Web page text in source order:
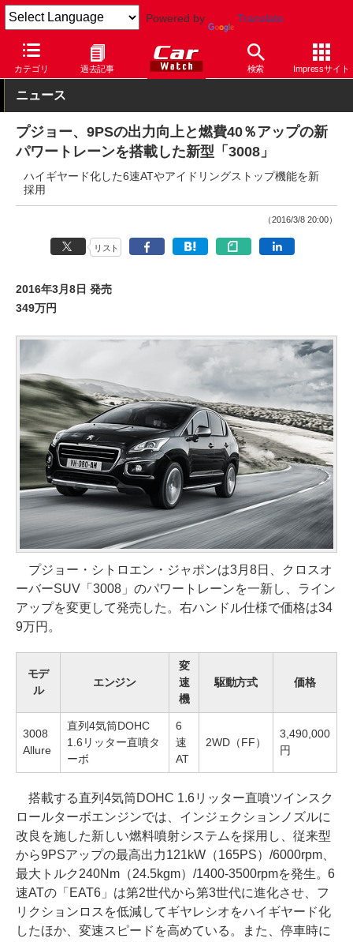
Powered by Translate
カテゴリ 過去記事 検索 Impressサイト
Car Watch 自動車 プジョー 3008
ニュース
プジョー、9PSの出力向上と燃費40％アップの新
パワートレーンを搭載した新型「3008」
ハイギヤード化した6速ATやアイドリングストップ機能を新
採用
（2016/3/8 20:00）
リスト
2016年3月8日 発売
349万円
プジョー・シトロエン・ジャポンは3月8日、クロスオ
ーバーSUV「3008」のパワートレーンを一新し、ライン
アップを変更して発売した。右ハンドル仕様で価格は34
9万円。
モデ
ル
エンジン
変
速
機
駆動方式 価格
3008
Allure
直列4気筒DOHC
1.6リッター直噴タ
ーボ
6
速
AT
2WD（FF）
3,490,000
円
搭載する直列4気筒DOHC 1.6リッター直噴ツインスク
ロールターボエンジンでは、インジェクションノズルに
改良を施した新しい燃料噴射システムを採用し、従来型
から9PSアップの最高出力121kW（165PS）/6000rpm、
最大トルク240Nm（24.5kgm）/1400-3500rpmを発生。6
速ATの「EAT6」は第2世代から第3世代に進化させ、フ
リクションロスを低減してギヤレシオをハイギヤード化
したほか、変速スピードを高めている。また、停車時に